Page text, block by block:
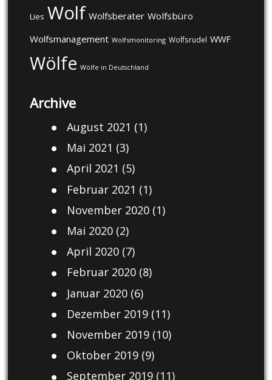
Lies Wolf Wolfsberater Wolfsbüro
Wolfsmanagement Wolfsmonitoring Wolfsrudel WWF
Wölfe Wölfe in Deutschland
Archive
August 2021 (1)
Mai 2021 (3)
April 2021 (5)
Februar 2021 (1)
November 2020(1)
Mai 2020(2)
April 2020(7)
Februar 2020(8)
Januar 2020(6)
Dezember 2019(11)
November 2019(10)
Oktober 2019(9)
September 2019(11)